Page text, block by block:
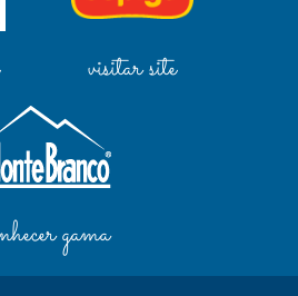
visitar site
gama